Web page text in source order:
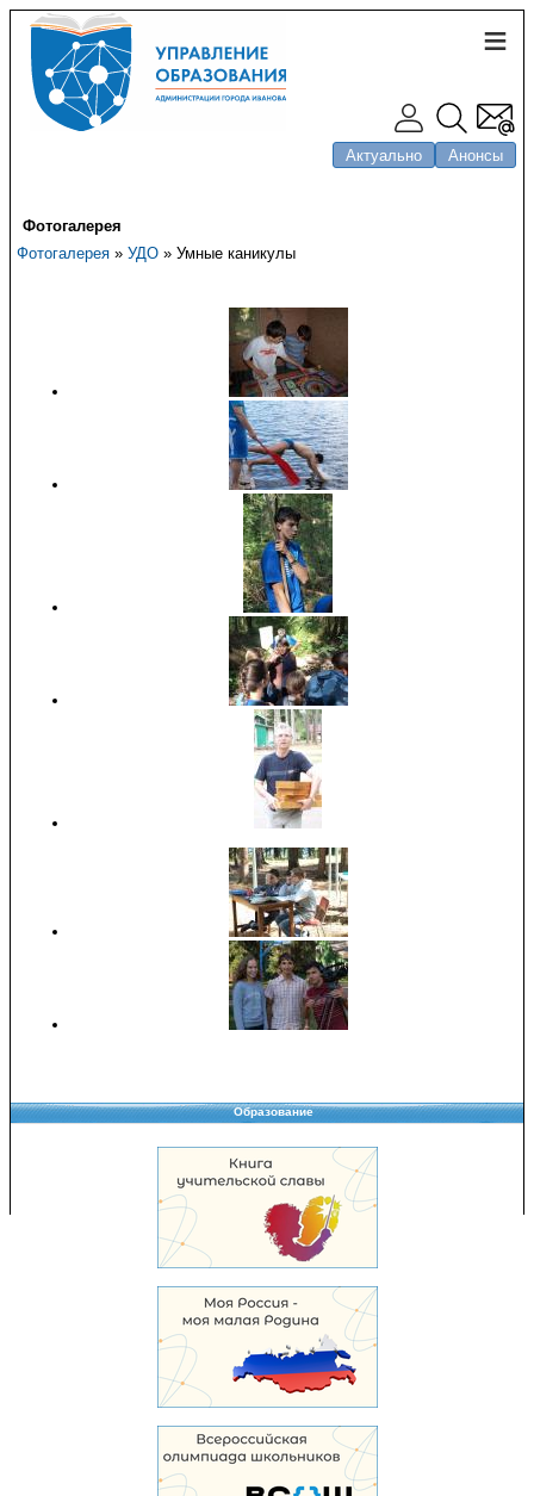
Актуально Анонсы
Фотогалерея
Фотогалерея » УДО » Умные каникулы
Образование
Copyright © 2008-2026 Управление образования
Перепечатка и использование материалов возможны только с разрешения
Управления образования.
103,972,239 уникальных посетителей